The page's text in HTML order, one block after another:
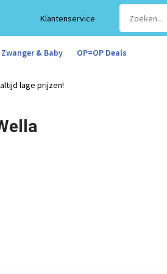
Klantenservice
Zwanger & Baby OP=OP Deals
lage prijzen!